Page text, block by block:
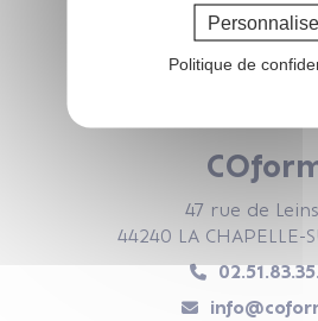
47 rue de
44240 LA CHAPELLE-
Politique de